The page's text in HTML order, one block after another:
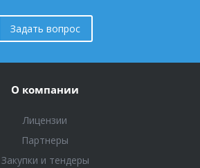
Задать вопрос
О компании
Лицензии
Партнеры
Закупки и тендеры